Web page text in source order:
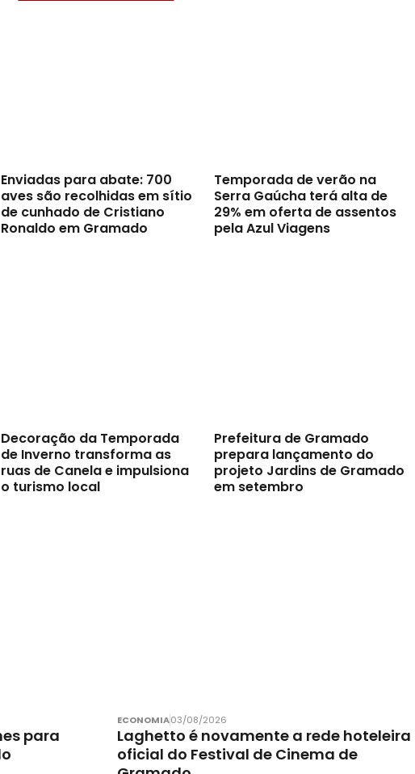
Enviadas para abate: 700
aves são recolhidas em sítio
de cunhado de Cristiano
Ronaldo em Gramado
Temporada de verão na
Serra Gaúcha terá alta de
29% em oferta de assentos
pela Azul Viagens
Decoração da Temporada
de Inverno transforma as
ruas de Canela e impulsiona
o turismo local
Prefeitura de Gramado
prepara lançamento do
projeto Jardins de Gramado
em setembro
para
ECONOMIA03/08/2026
Laghetto é novamente a rede hoteleira
oficial do Festival de Cinema de